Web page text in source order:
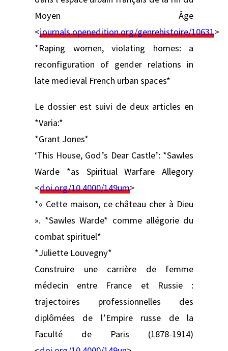
Moyen Âge
<journals.openedition.org/genrehistoire/10631>
*Raping women, violating homes: a
reconfiguration of gender relations in
late medieval French urban spaces*
Le dossier est suivi de deux articles en
*Varia:*
*Grant Jones*
‘This House, God’s Dear Castle’: *Sawles
Warde *as Spiritual Warfare Allegory
<doi.org/10.4000/149um>
*« Cette maison, ce château cher à Dieu
». *Sawles Warde* comme allégorie du
combat spirituel*
*Juliette Louvegny*
Construire une carrière de femme
médecin entre France et Russie :
trajectoires professionnelles des
diplômées de l’Empire russe de la
Faculté de Paris (1878-1914)